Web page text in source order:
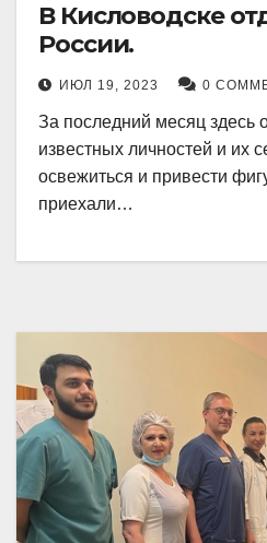
В Кисловодске
России.
ИЮЛ 19, 2023 0
За последний месяц здесь
известных личностей и их
освежиться и привести
приехали…